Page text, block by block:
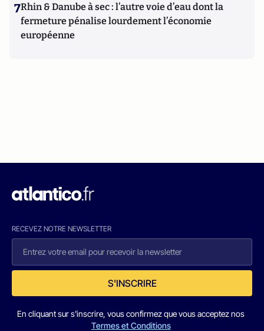
7Rhin & Danube à sec : l’autre voie d’eau dont la
fermeture pénalise lourdement l’économie
européenne
RECEVEZ NOTRE NEWSLETTER
S'INSCRIRE
En cliquant sur s'inscrire, vous confirmez que vous acceptez nos
Termes et Conditions